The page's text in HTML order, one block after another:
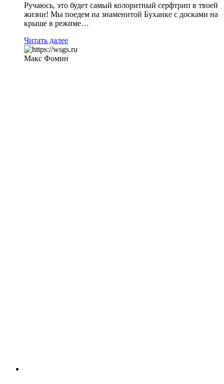
Ручаюсь, это будет самый колоритный серфтрип в твоей
жизни! Мы поедем на знаменитой Буханке с досками на
крыше в режиме…
Читать далее
Макс Фомин